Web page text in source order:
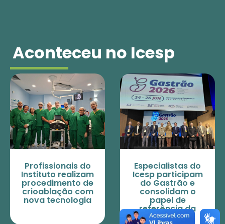
Aconteceu no Icesp
Profissionais do
Instituto realizam
procedimento de
crioablação com
nova tecnologia
Especialistas do
Icesp participam
do Gastrão e
consolidam o
papel de
referência da
Instituição